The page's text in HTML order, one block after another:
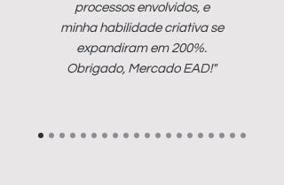
processos envolvidos, e
minha habilidade criativa se
expandiram em 200%.
Obrigado, Mercado EAD!"